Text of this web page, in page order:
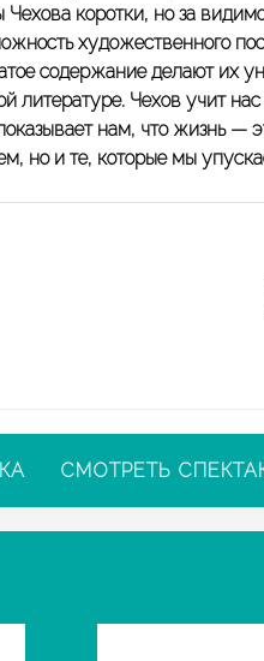
коротки, но за
художественного
содержание делают их
Чехов учит нас
нам, что жизнь —
но и те, которые мы
СМОТРЕТЬ